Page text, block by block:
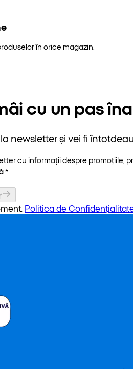
în orice magazin.
cu un pas
newsletter și vei fi
cu informații despre promoțiile,
*
Politica de